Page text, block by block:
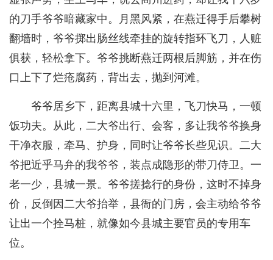
的刀手爷爷暗藏家中。月黑风紧，在燕迁得手后攀树
翻墙时，爷爷掷出肠丝线牵挂的旋转指环飞刀，人赃
俱获，轻松拿下。爷爷挑断燕迁两根后脚筋，并在伤
口上下了烂疮腐药，背出去，抛到河滩。
爷爷居乡下，距离县城十六里，飞刀快马，一顿
饭功夫。从此，二大爷出行、会客，多让我爷爷换身
干净衣服，牵马、护身，同时让爷爷长些见识。二大
爷把近乎马弁的我爷爷，装点成隐形的带刀侍卫。一
老一少，县城一景。爷爷搓捻行的身份，这时不掉身
价，反倒因二大爷抬举，县衙的门房，会主动给爷爷
让出一个拴马桩，就像如今县城主要官员的专用车
位。